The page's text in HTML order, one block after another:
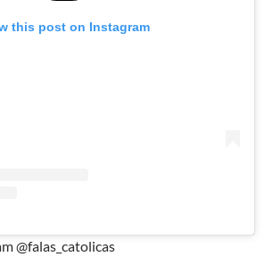
this post on Instagram
@falas_catolicas